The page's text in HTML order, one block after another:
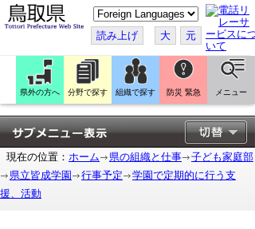
こ
の
ペ
ー
ジ
翻
訳
す
る
読み上げ 大 元
県外の方へ 分野で探す 組織で探す 防災 緊急 メニュー
現在の位置： ホーム 県の組織と仕事
子ども家庭部
県立皆成学園
行事予定
学園で定期的に行う支
援、活動